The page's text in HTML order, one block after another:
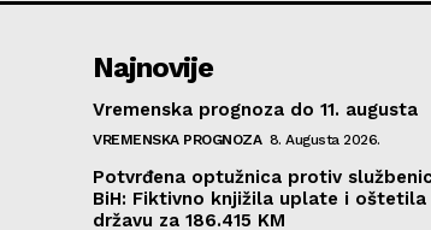
Najnovije
Vremenska prognoza do 11. augusta
VREMENSKA PROGNOZA 8. Augusta 2026.
Potvrđena optužnica protiv
BiH: Fiktivno knjižila uplate i oštetila
državu za 186.415 KM